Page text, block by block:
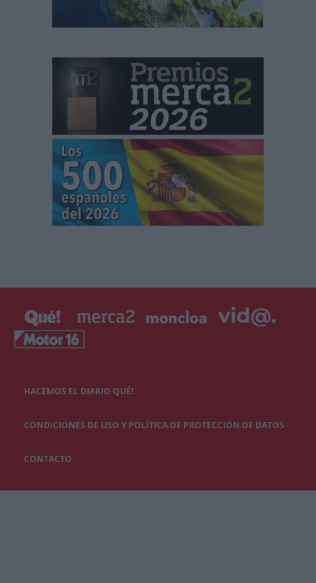
HACEMOS EL DIARIO QUÉ!
CONDICIONES DE USO Y POLÍTICA DE PROTECCIÓN DE DATOS
CONTACTO